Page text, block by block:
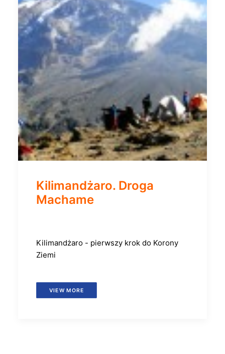
Kilimandżaro. Droga
Machame
Kilimandżaro - pierwszy krok do Korony
Ziemi
VIEW MORE